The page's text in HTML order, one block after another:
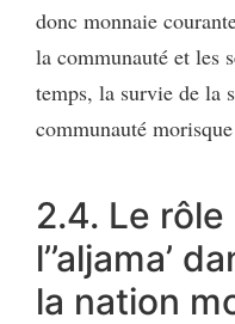
donc monnaie
la communauté et les
temps, la survie de la
communauté morisque
2.4. Le
l’’aljama’
la nation